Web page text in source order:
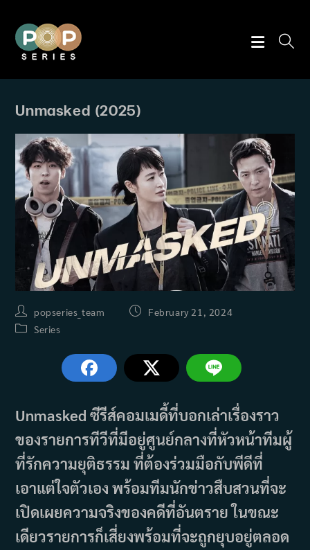
content
Unmasked (2025)
Post
author:
popseries_team
PostFebruary 21, 2024
PostSeries
Unmasked ซีรีส์คอมเมดี้ที่บอกเล่าเรื่องราว
ของรายการทีวีที่มีอยู่ศูนย์กลางที่หัวหน้าทีมผู้
ที่รักความยุติธรรม ที่ต้องร่วมมือกับพีดีที่
เอาแต่ใจตัวเอง พร้อมทีมนักข่าวสืบสวนที่จะ
เปิดเผยความจริงของคดีที่อันตราย ในขณะ
เดียวรายการก็เสี่ยงพร้อมที่จะถูกยุบอยู่ตลอด